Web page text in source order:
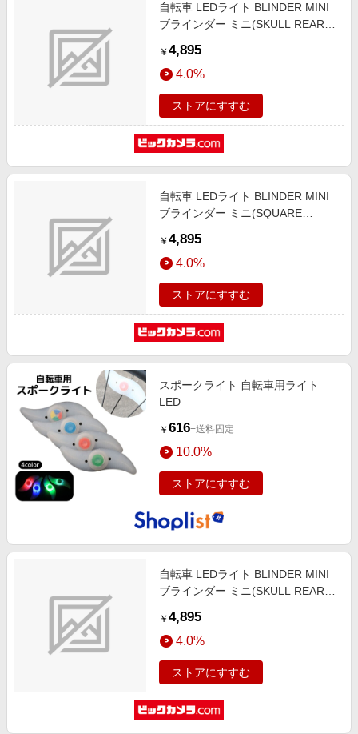
自転車 LEDライト BLINDER MINI
ブラインダー ミニ(SKULL REAR)
￥ 4,895
4.0%
ストアにすすむ
自転車 LEDライト BLINDER MINI
ブラインダー ミニ(SQUARE
￥ 4,895
4.0%
ストアにすすむ
スポークライト 自転車用ライト
LED
￥ 616+送料固定
10.0%
ストアにすすむ
自転車 LEDライト BLINDER MINI
ブラインダー ミニ(SKULL REAR)
￥ 4,895
4.0%
ストアにすすむ